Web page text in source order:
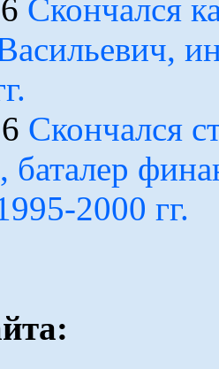
Скончался
Скончался
баталер
2000 гг.